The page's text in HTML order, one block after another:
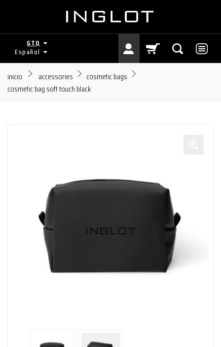
GTQ
Español
inicio accessories
cosmetic bags
cosmetic bag soft touch black